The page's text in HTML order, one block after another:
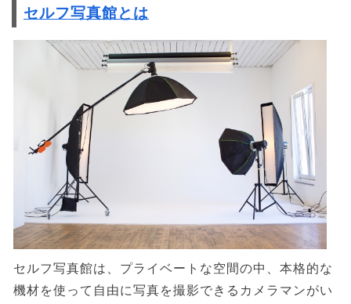
セルフ写真館とは
セルフ写真館は、プライベートな空間の中、本格的な
機材を使って自由に写真を撮影できるカメラマンがい